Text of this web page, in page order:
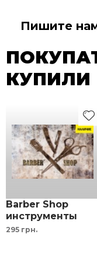
Пишите
КУПИЛИ
Barber Shop
инструменты
парикмахера
295 грн.